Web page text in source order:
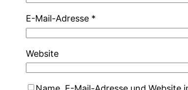
E-Mail-Adresse *
Website